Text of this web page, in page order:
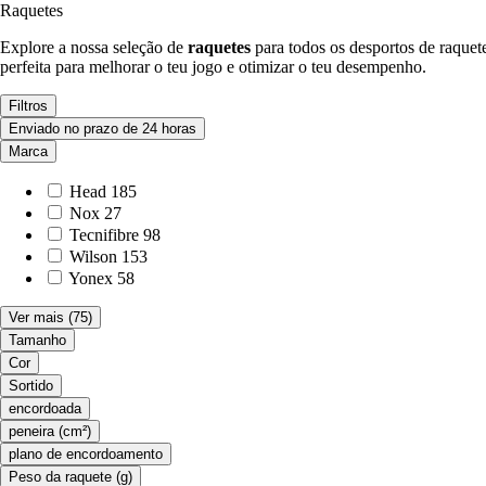
Raquetes
Explore a nossa seleção de raquetes para todos os desportos de
perfeita para melhorar o teu jogo e otimizar o teu desempenho.
Filtros
Enviado no prazo de 24 horas
Marca
Head 185
Nox 27
Tecnifibre 98
Wilson 153
Yonex 58
Ver mais (75)
Tamanho
Cor
Sortido
encordoada
peneira (cm²)
plano de encordoamento
Peso da raquete (g)